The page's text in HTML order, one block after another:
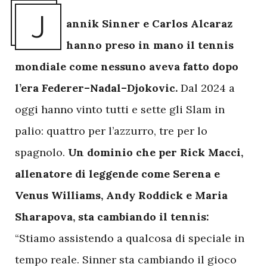
J
annik Sinner e Carlos Alcaraz
hanno preso in mano il tennis
mondiale come nessuno aveva fatto dopo
l’era Federer–Nadal–Djokovic. Dal 2024 a
oggi hanno vinto tutti e sette gli Slam in
palio: quattro per l’azzurro, tre per lo
spagnolo. Un dominio che per Rick Macci,
allenatore di leggende come Serena e
Venus Williams, Andy Roddick e Maria
Sharapova, sta cambiando il tennis:
“Stiamo assistendo a qualcosa di speciale in
tempo reale. Sinner sta cambiando il gioco